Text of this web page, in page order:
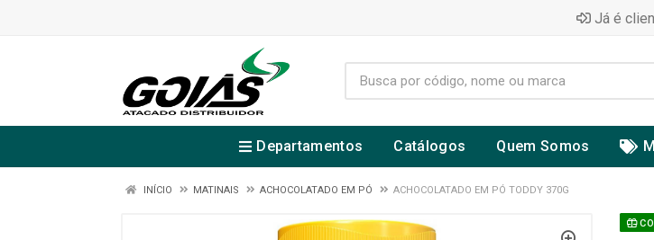
Já é
Departamentos Catálogos Quem Somos
INÍCIO MATINAIS ACHOCOLATADO EM PÓ ACHOCOLATADO EM PÓ TODDY 370G